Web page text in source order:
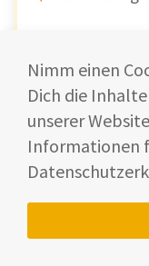
Freistehend
Nimm einen
Dich die
unserer
Informationen